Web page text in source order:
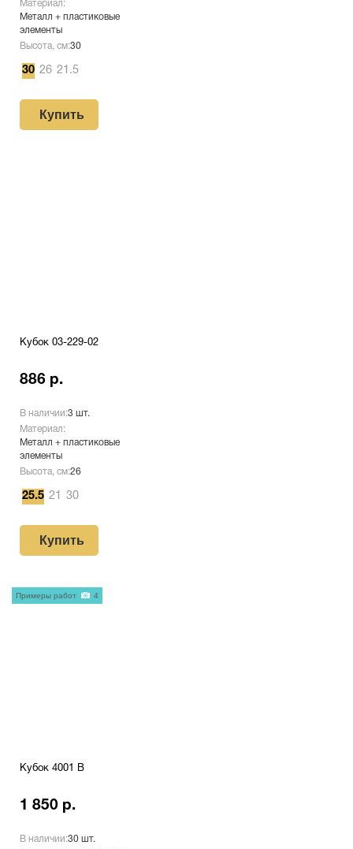
Материал:
Металл + пластиковые
элементы
Высота, см:30
30 26 21.5
Купить
Кубок 03-229-02
886 р.
В наличии:3 шт.
Материал:
Металл + пластиковые
элементы
Высота, см:26
25.5 21 30
Купить
Кубок 4001 B
1 850 р.
В наличии:30 шт.
Примеры работ 4